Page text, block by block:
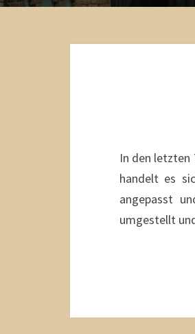
In den letzten
handelt es
angepasst
umgestellt